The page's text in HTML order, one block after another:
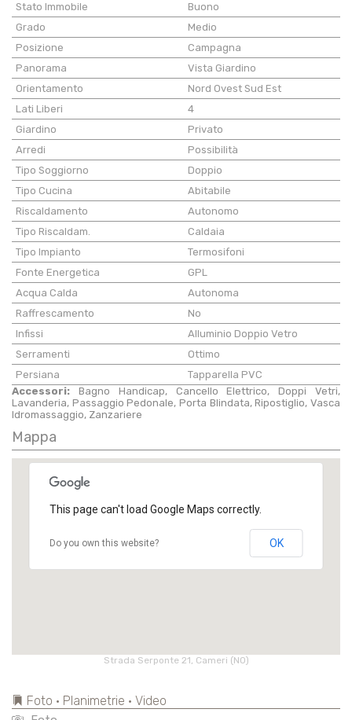
Stato Immobile
Buono
Grado
Medio
Posizione
Campagna
Panorama
Vista Giardino
Orientamento
Nord Ovest Sud Est
Lati Liberi
4
Giardino
Privato
Arredi
Possibilità
Tipo Soggiorno
Doppio
Tipo Cucina
Abitabile
Riscaldamento
Autonomo
Tipo Riscaldam.
Caldaia
Tipo Impianto
Termosifoni
Fonte Energetica
GPL
Acqua Calda
Autonoma
Raffrescamento
No
Infissi
Alluminio Doppio Vetro
Serramenti
Ottimo
Persiana
Tapparella PVC
Accessori: Bagno Handicap, Cancello Elettrico, Doppi Vetri,
Lavanderia, Passaggio Pedonale, Porta Blindata, Ripostiglio, Vasca
Idromassaggio, Zanzariere
Mappa
This page can't load Google Maps correctly.
Do you own this website? OK
Strada Serponte 21, Cameri (NO)
Foto • Planimetrie • Video